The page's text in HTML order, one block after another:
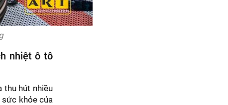
nhiệt ô tô
thu hút nhiều
sức khỏe của